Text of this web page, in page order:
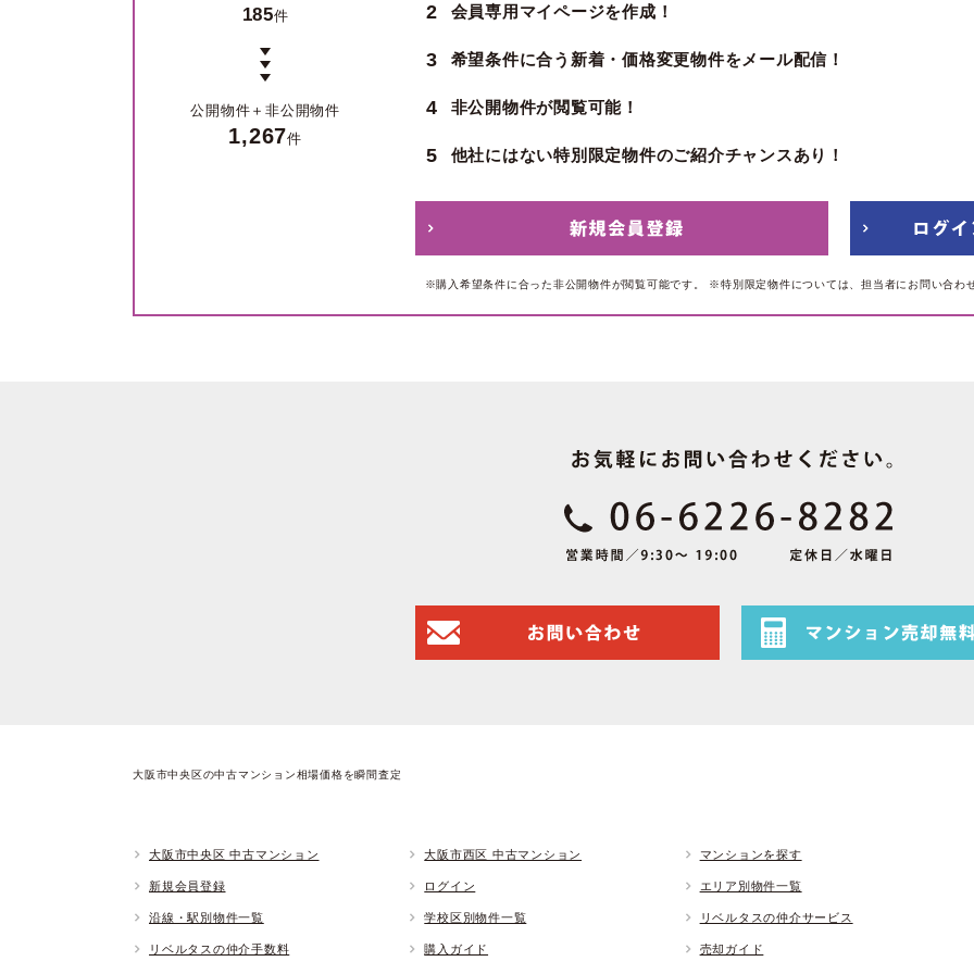
185件
公開物件＋ 非公開物件
1,267件
2 会員専用マイページを作成！
3 希望条件に合う新着・価格変更物件をメール配信！
4 非公開物件が閲覧可能！
5 他社にはない特別限定物件のご紹介チャンスあり！
※購入希望条件に合った非公開物件が閲覧可能です。 ※特別限定物件については、担当者にお問い合わ
大阪市中央区の中古マンション相場価格を瞬間査定
大阪市中央区 中古マンション 大阪市西区 中古マンション マンションを探す
新規会員登録 ログイン エリア別物件一覧
沿線・駅別物件一覧 学校区別物件一覧 リベルタスの仲介サービス
リベルタスの仲介手数料 購入ガイド 売却ガイド